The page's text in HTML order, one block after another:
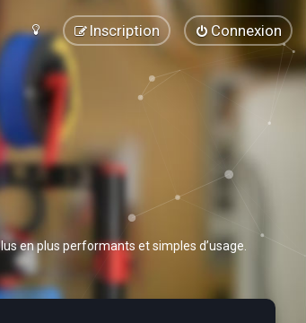
Connexion
Inscription
en plus performants et simples d’usage.